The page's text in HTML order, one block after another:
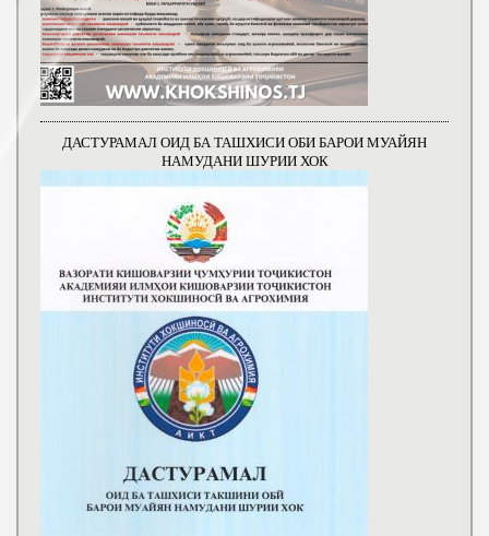
ДАСТУРАМАЛ ОИД БА ТАШХИСИ ОБИ БАРОИ МУАЙЯН
НАМУДАНИ ШУРИИ ХОК